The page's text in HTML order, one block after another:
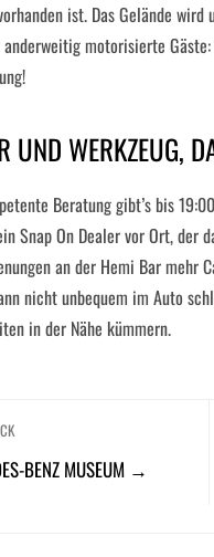
ist. Das Gelände wird
motorisierte
UND WERKZEUG,
Beratung gibt’s bis
Snap On Dealer vor Ort, der
an der Hemi Bar mehr
nicht unbequem im Auto
in der Nähe kümmern.
BENZ MUSEUM →